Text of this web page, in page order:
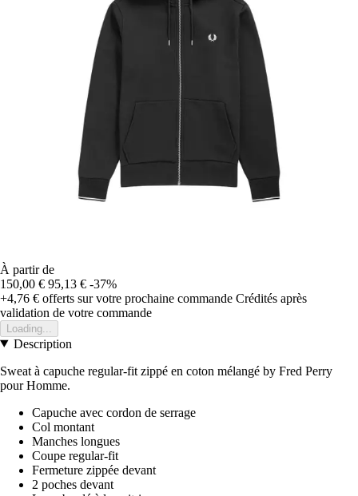
À partir de
150,00 € 95,13 € -37%
+4,76 € offerts sur votre prochaine commande Crédités après
validation de votre commande
Loading...
Description
Sweat à capuche regular-fit zippé en coton mélangé by Fred Perry
pour Homme.
Capuche avec cordon de serrage
Col montant
Manches longues
Coupe regular-fit
Fermeture zippée devant
2 poches devant